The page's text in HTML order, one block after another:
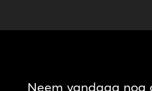
Neem vandaag nog